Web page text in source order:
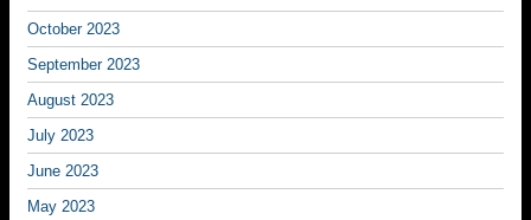
October 2023
September 2023
August 2023
July 2023
June 2023
May 2023